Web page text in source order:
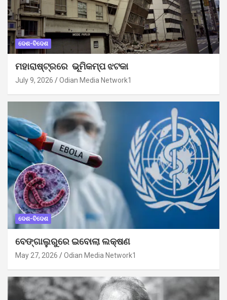
ଦେଶ-ବିଦେଶ
ମହାରାଷ୍ଟ୍ରରେ ଭୂମିକମ୍ପ ଝଟକା
July 9, 2026 Odian Media Network1
ଦେଶ-ବିଦେଶ
ବେଙ୍ଗାଲୁରୁରେ ଇବୋଲା ଲକ୍ଷଣ
May 27, 2026 Odian Media Network1